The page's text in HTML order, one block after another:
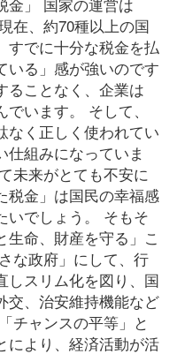
在、約70種以上の国
すでに十分な税金を払
いる」感が強いのです
ることなく、企業は
います。 そして、
なく正しく使われてい
仕組みになっていま
未来がとても不安に
税金」は国民の幸福感
いでしょう。 そもそ
生命、財産を守る」こ
な政府」にして、行
しスリム化を図り、国
交、治安維持機能など
チャンスの平等」と
により、経済活動が活